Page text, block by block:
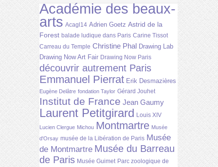
Académie des beaux-
arts Acagl14 Adrien Goetz Astrid de la
Forest balade ludique dans Paris Carine Tissot
Carreau du Temple Christine Phal Drawing Lab
Drawing Now Art Fair Drawing Now Paris
découvrir autrement Paris
Emmanuel Pierrat Erik Desmazières
Eugène Delâtre fondation Taylor Gérard Jouhet
Institut de France Jean Gaumy
Laurent Petitgirard Louis XIV
Lucien Clergue Michou Montmartre Musée
d'Orsay musée de la Libération de Paris Musée
de Montmartre Musée du Barreau
de Paris Musée Guimet Parc zoologique de